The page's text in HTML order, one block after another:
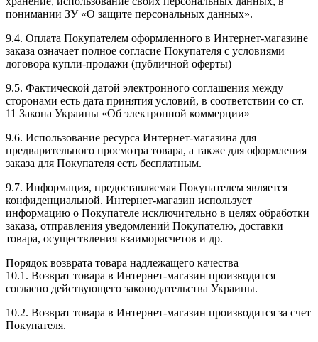
понимании ЗУ «О защите персональных данных».
9.4. Оплата Покупателем оформленного в Интернет-магазине
заказа означает полное согласие Покупателя с условиями
договора купли-продажи (публичной оферты)
9.5. Фактической датой электронного соглашения между
сторонами есть дата принятия условий, в соответствии со ст.
11 Закона Украины «Об электронной коммерции»
9.6. Использование ресурса Интернет-магазина для
предварительного просмотра товара, а также для оформления
заказа для Покупателя есть бесплатным.
9.7. Информация, предоставляемая Покупателем является
конфиденциальной. Интернет-магазин использует
информацию о Покупателе исключительно в целях обработки
заказа, отправления уведомлений Покупателю, доставки
товара, осуществления взаиморасчетов и др.
Порядок возврата товара надлежащего качества
10.1. Возврат товара в Интернет-магазин производится
согласно действующего законодательства Украины.
10.2. Возврат товара в Интернет-магазин производится за счет
Покупателя.